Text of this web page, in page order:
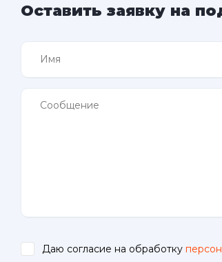
Оставить заявку на
Даю согласие на обработку